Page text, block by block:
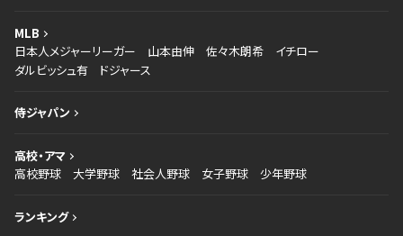
MLB
日本人メジャーリーガー
山本由伸 佐々木朗希
イチロー
ダルビッシュ有
ドジャース
侍ジャパン
高校・アマ
高校野球
大学野球 社会人野球 女子野球 少年野球
ランキング